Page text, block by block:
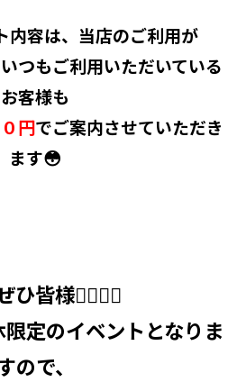
内容は、当店のご利用が
つもご利用いただいている
お客様も
円でご案内させていただき
ます😳
ひ皆様🙋‍♀️🙋‍♂️
定のイベントとなりま
ので、